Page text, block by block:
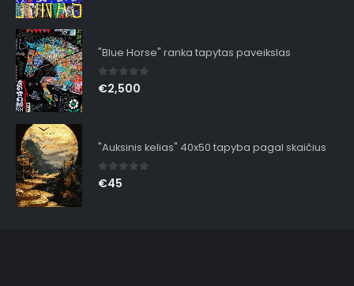
"Blue Horse" ranka tapytas paveikslas
0out of 5
€2,500
"Auksinis kelias" 40x50 tapyba pagal skaičius
0out of 5
€45